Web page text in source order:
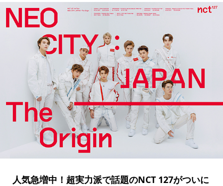
人気急増中！超実力派で話題のNCT 127がついに